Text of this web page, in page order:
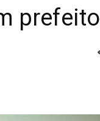
prefeito